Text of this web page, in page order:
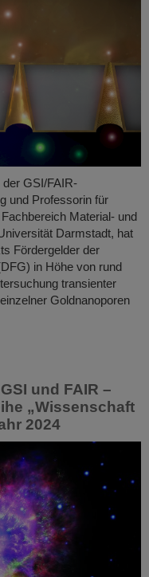
der GSI/FAIR-
und Professorin für
Material- und
Darmstadt, hat
Fördergelder der
in Höhe von rund
transienter
Goldnanoporen
und FAIR –
„Wissenschaft
2024